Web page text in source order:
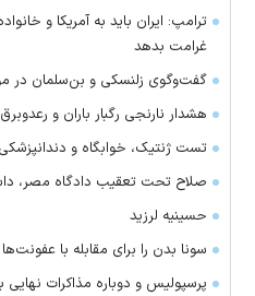
ترامپ: ایران باید به آمریکا و
غرامت بدهد
گفت‌وگوی زلنسکی و بن‌سلمان در
هشدار نارنجی رگبار باران و رعدوبرق برای
تست ژنتیک، خوابگاه و
صلاح تحت تعقیب دادگاه مصر،
حسینیه لرزید
سونا بدن را برای مقابله با
پرسپولیس و دوباره مذاکرات نهایی